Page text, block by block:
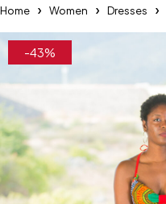
Home Women Dresses
-43%